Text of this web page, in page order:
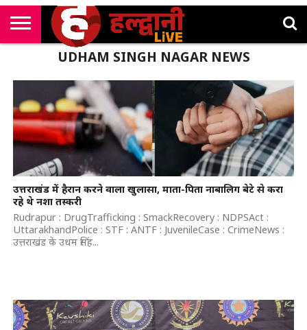
राष्ट्रीय
सम्पादकीयUDHAM SINGH NAGAR NEWS
उत्तराखंड में हैरान करने वाला खुलासा, माता-पिता नाबालिग बेटे से करा
रहे थे नशा तस्करी
Rudrapur : DrugTrafficking : SmackRecovery : NDPSAct :
UttarakhandPolice : STF : ANTF : JuvenileCase : CrimeNews :
उत्तराखंड के उधम सिंह...